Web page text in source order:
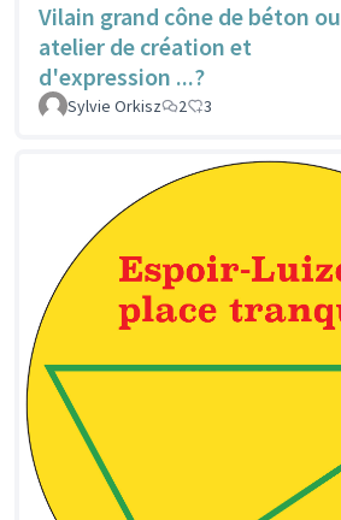
Vilain grand cône de béton ou
atelier de création et
d'expression ...?
Sylvie Orkisz 2 3